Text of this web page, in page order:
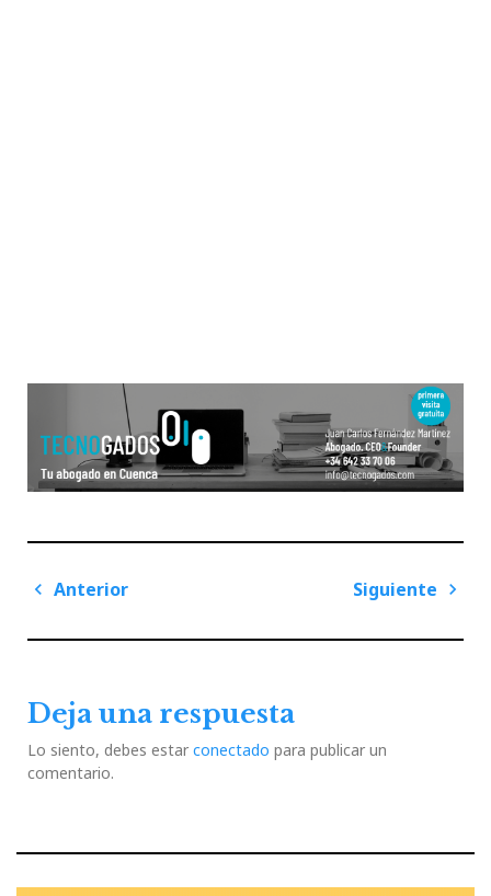
Navegación
entradas
Anterior
Siguiente
Deja una respuesta
Lo siento, debes estar conectado para publicar un
comentario.